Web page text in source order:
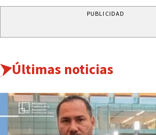
PUBLICIDAD
Últimas noticias